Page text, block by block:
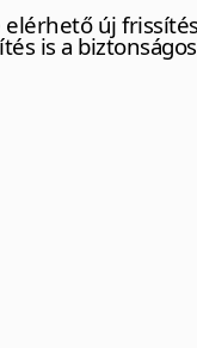
új
is a